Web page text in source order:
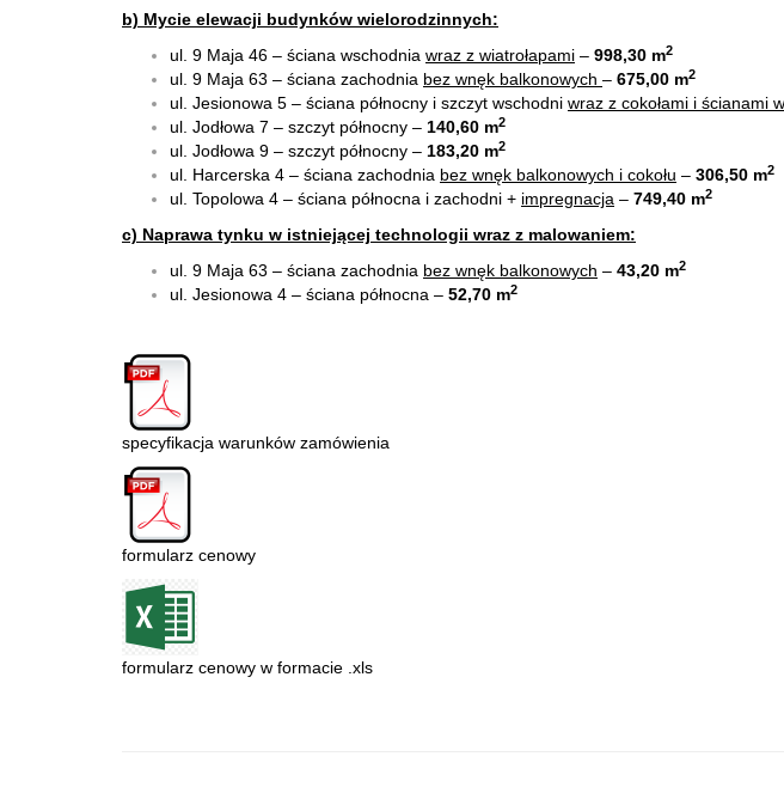
b) Mycie elewacji budynków wielorodzinnych:
ul. 9 Maja 46 – ściana wschodnia wraz z wiatrołapami – 998,30 m2
ul. 9 Maja 63 – ściana zachodnia bez wnęk balkonowych – 675,00 m2
ul. Jesionowa 5 – ściana północny i szczyt wschodni wraz z cokołami i ścianami
ul. Jodłowa 7 – szczyt północny – 140,60 m2
ul. Jodłowa 9 – szczyt północny – 183,20 m2
ul. Harcerska 4 – ściana zachodnia bez wnęk balkonowych i cokołu – 306,50 m2
ul. Topolowa 4 – ściana północna i zachodni + impregnacja – 749,40 m2
c) Naprawa tynku w istniejącej technologii wraz z malowaniem:
ul. 9 Maja 63 – ściana zachodnia bez wnęk balkonowych – 43,20 m2
ul. Jesionowa 4 – ściana północna – 52,70 m2
specyfikacja warunków zamówienia
formularz cenowy
formularz cenowy w formacie .xls